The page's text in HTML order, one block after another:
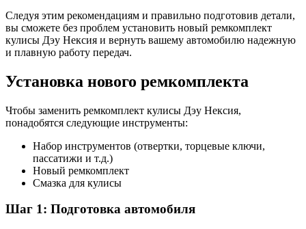
Следуя этим рекомендациям и правильно подготовив детали,
вы сможете без проблем установить новый ремкомплект
кулисы Дэу Нексия и вернуть вашему автомобилю надежную
и плавную работу передач.
Установка нового ремкомплекта
Чтобы заменить ремкомплект кулисы Дэу Нексия,
понадобятся следующие инструменты:
Набор инструментов (отвертки, торцевые ключи,
пассатижи и т.д.)
Новый ремкомплект
Смазка для кулисы
Шаг 1: Подготовка автомобиля